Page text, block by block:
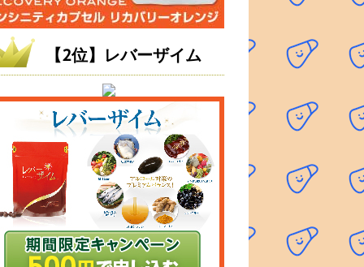
【2位】レバーザイム